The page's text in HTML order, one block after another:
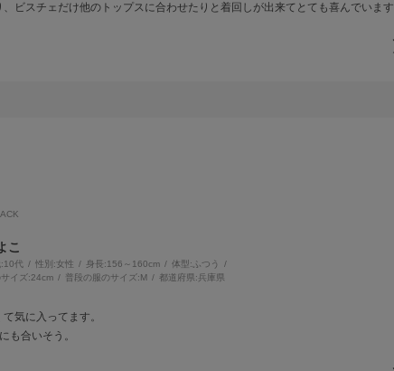
、ビスチェだけ他のトップスに合わせたりと着回しが出来てとても喜んでいます
こ
10代 性別:女性 身長:156～160cm 体型:ふつう
サイズ:24cm 普段の服のサイズ: M 都道府県: 兵庫県
気に入ってます。
も合いそう。